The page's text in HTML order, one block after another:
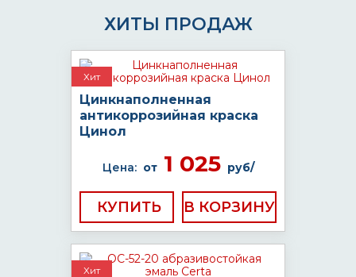
ХИТЫ ПРОДАЖ
Хит
Цинкнаполненная
антикоррозийная краска
Цинол
Цена: от1 025 руб/
КУПИТЬ
Хит